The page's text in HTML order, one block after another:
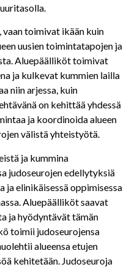
, vaan toimivat ikään kuin
uusien toimintatapojen ja
Aluepäälliköt toimivat
ja kulkevat kummien lailla
niin arjessa, kuin
on kehittää yhdessä
ja koordinoida alueen
välistä yhteistyötä.
ja kummina
judoseurojen edellytyksiä
ja elinikäisessä oppimisessa
Aluepäälliköt saavat
ja hyödyntävät tämän
toimii judoseurojensa
alueensa etujen
kehitetään. Judoseuroja